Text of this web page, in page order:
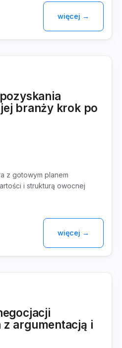
więcej →
branży krok po
z gotowym planem
i strukturą owocnej
więcej →
argumentacją i